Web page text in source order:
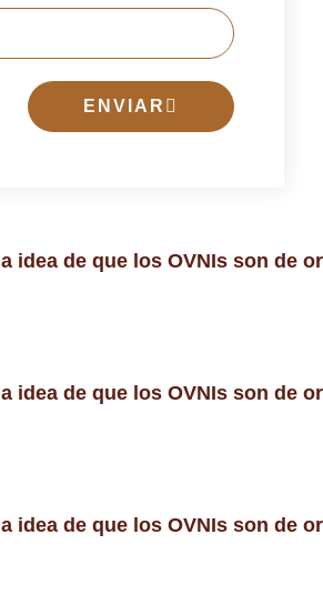
ENVIAR
idea de que los OVNIs son de
idea de que los OVNIs son de
idea de que los OVNIs son de